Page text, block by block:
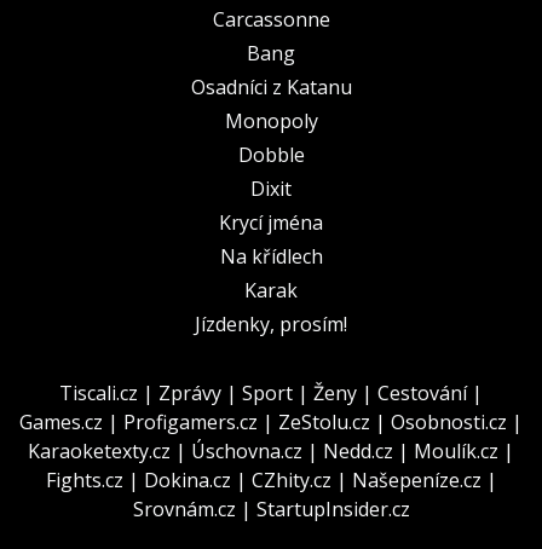
Carcassonne
Bang
Osadníci z Katanu
Monopoly
Dobble
Dixit
Krycí jména
Na křídlech
Karak
Jízdenky, prosím!
Tiscali.cz | Zprávy | Sport | Ženy | Cestování|
Games.cz | Profigamers.cz | ZeStolu.cz | Osobnosti.cz |
Karaoketexty.cz | Úschovna.cz | Nedd.cz | Moulík.cz |
Fights.cz | Dokina.cz | CZhity.cz | Našepeníze.cz |
Srovnám.cz | StartupInsider.cz